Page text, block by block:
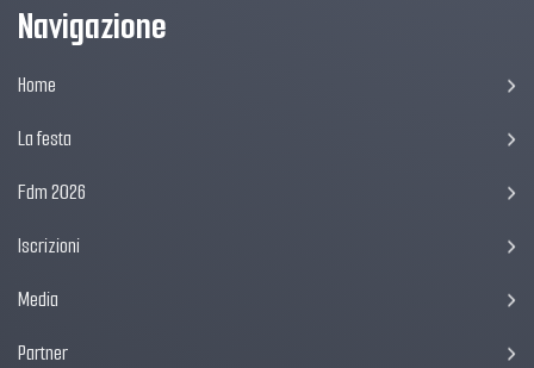
Navigazione
Home
La festa
Fdm 2026
Iscrizioni
Media
Partner